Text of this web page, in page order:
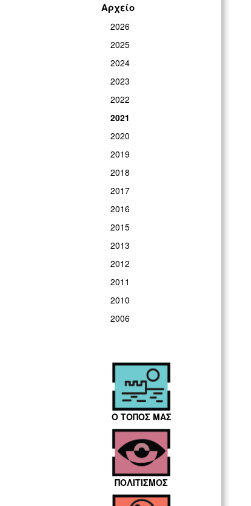
Αρχείο
2026
2025
2024
2023
2022
2021
2020
2019
2018
2017
2016
2015
2013
2012
2011
2010
2006
Ο ΤΟΠΟΣ ΜΑΣ
ΠΟΛΙΤΙΣΜΟΣ